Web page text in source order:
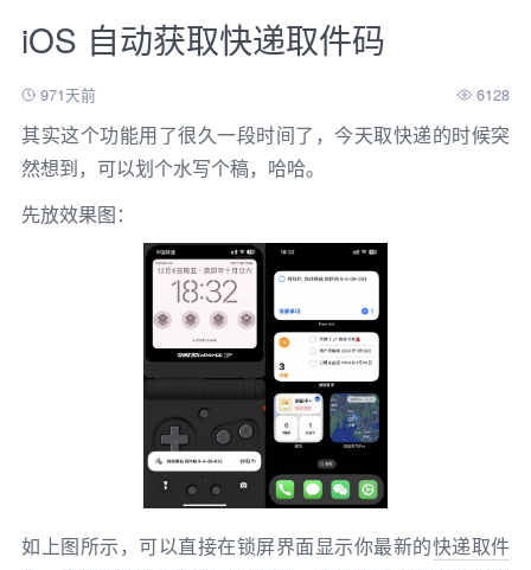
iOS 自动获取快递取件码
971天前 6128
其实这个功能用了很久一段时间了，今天取快递的时候突
然想到，可以划个水写个稿，哈哈。
先放效果图：
如上图所示，可以直接在锁屏界面显示你最新的快递取件